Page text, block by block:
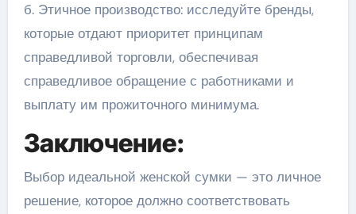
б. Этичное производство: исследуйте бренды,
которые отдают приоритет принципам
справедливой торговли, обеспечивая
справедливое обращение с работниками и
выплату им прожиточного минимума.
Заключение:
Выбор идеальной женской сумки — это личное
решение, которое должно соответствовать